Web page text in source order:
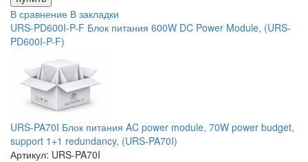
В сравнение В закладки
URS-PD600I-P-F Блок питания 600W DC Power Module, (URS-
PD600I-P-F)
URS-PA70I Блок питания AC power module, 70W power budget,
support 1+1 redundancy, (URS-PA70I)
Артикул: URS-PA70I